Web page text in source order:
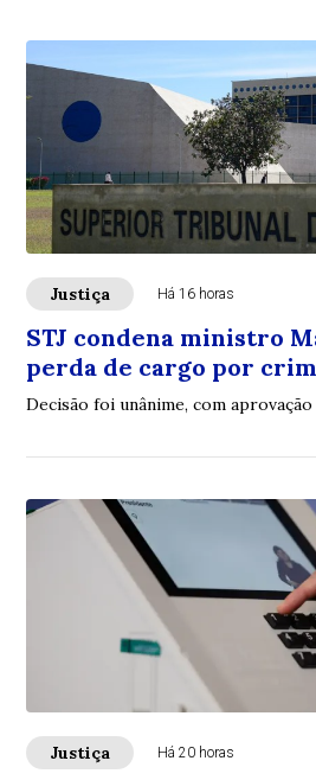
Justiça Há 16 horas
STJ condena ministro
perda de cargo por
Decisão foi unânime, com
Justiça Há 20 horas